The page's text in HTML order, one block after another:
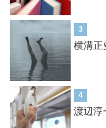
3
横溝正
4
渡辺淳